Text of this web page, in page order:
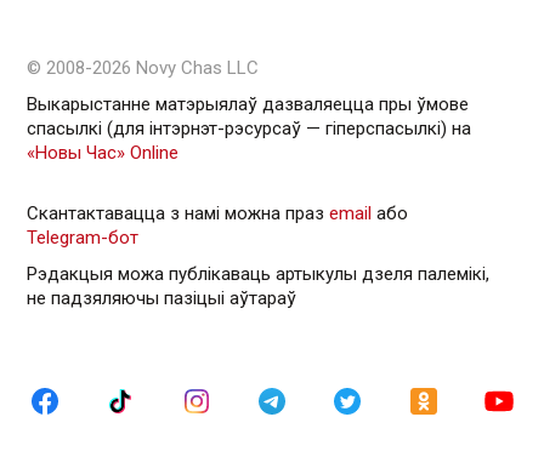
© 2008-2026 Novy Chas LLC
Выкарыстанне матэрыялаў дазваляецца пры ўмове
спасылкі (для інтэрнэт-рэсурсаў — гiперспасылкi) на
«Новы Час» Online
Скантактавацца з намі можна праз email або
Telegram-бот
Рэдакцыя можа публікаваць артыкулы дзеля палемікі,
не падзяляючы пазіцыі аўтараў